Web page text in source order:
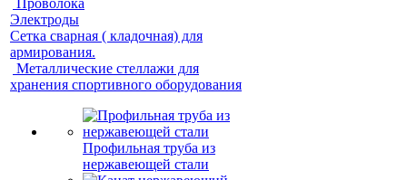
Проволока
Электроды
Сетка сварная ( кладочная) для
армирования.
Металлические стеллажи для
хранения спортивного оборудования
Профильная труба из
нержавеющей стали